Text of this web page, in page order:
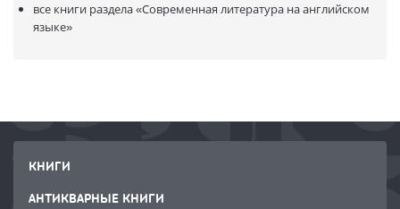
все книги раздела«Современная литература на английском
языке»
КНИГИ
АНТИКВАРНЫЕ КНИГИ